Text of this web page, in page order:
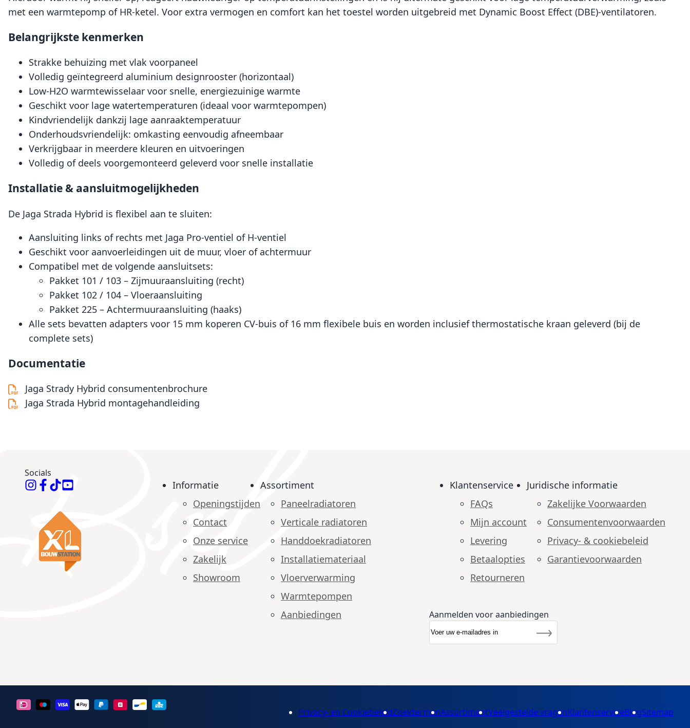
met een warmtepomp of HR-ketel. Voor extra vermogen en comfort kan het toestel worden uitgebreid met Dynamic Boost Effect (DBE)-ventilatoren.
Belangrijkste kenmerken
Strakke behuizing met vlak voorpaneel
Volledig geïntegreerd aluminium designrooster (horizontaal)
Low-H2O warmtewisselaar voor snelle, energiezuinige warmte
Geschikt voor lage watertemperaturen (ideaal voor warmtepompen)
Kindvriendelijk dankzij lage aanraaktemperatuur
Onderhoudsvriendelijk: omkasting eenvoudig afneembaar
Verkrijgbaar in meerdere kleuren en uitvoeringen
Volledig of deels voorgemonteerd geleverd voor snelle installatie
Installatie & aansluitmogelijkheden
De Jaga Strada Hybrid is flexibel aan te sluiten:
Aansluiting links of rechts met Jaga Pro-ventiel of H-ventiel
Geschikt voor aanvoerleidingen uit de muur, vloer of achtermuur
Compatibel met de volgende aansluitsets:
Pakket 101 / 103 – Zijmuuraansluiting (recht)
Pakket 102 / 104 – Vloeraansluiting
Pakket 225 – Achtermuuraansluiting (haaks)
Alle sets bevatten adapters voor 15 mm koperen CV-buis of 16 mm flexibele buis en worden inclusief thermostatische kraan geleverd (bij de
complete sets)
Documentatie
Jaga Strady Hybrid consumentenbrochure
Jaga Strada Hybrid montagehandleiding
Socials
Informatie
Openingstijden
Contact
Onze service
Zakelijk
Showroom
Assortiment
Paneelradiatoren
Verticale radiatoren
Handdoekradiatoren
Installatiemateriaal
Vloerverwarming
Warmtepompen
Aanbiedingen
Klantenservice
FAQs
Mijn account
Levering
Betaalopties
Retourneren
Juridische informatie
Zakelijke Voorwaarden
Consumenten­voorwaarden
Privacy- & cookiebeleid
Garantie­voorwaarden
Aanmelden voor aanbiedingen
Nieuwsbrief
Inschrijven
Privacy- en CookiebeleidZoektermenAssortimentVeelgestelde vragenKlantenserviceBlogSitemap